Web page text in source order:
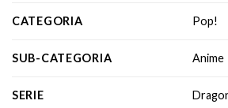
CATEGORIA Pop!
SUB-CATEGORIA Anime
SERIE